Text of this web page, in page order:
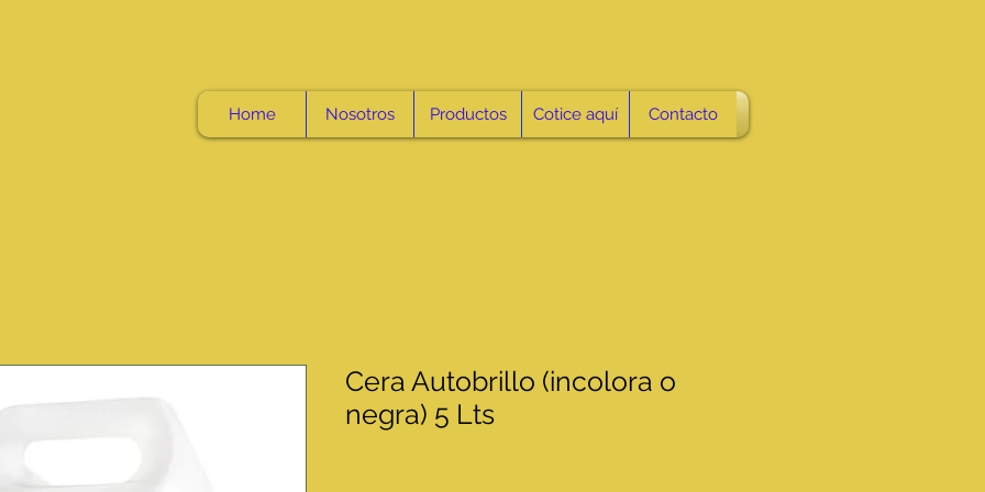
Home Nosotros Productos Cotice aquí Contacto
Cera Autobrillo (incolora o
negra) 5 Lts